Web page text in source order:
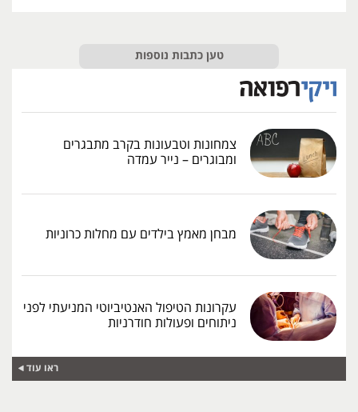
טען כתבות נוספות
צמחונות וטבעונות בקרב מתבגרים
ומבוגרים – נייר עמדה
מבחן מאמץ בילדים עם מחלות כרוניות
עקרונות הטיפול האנטיביוטי המניעתי לפני
ניתוחים ופעולות חודרניות
ראו עוד